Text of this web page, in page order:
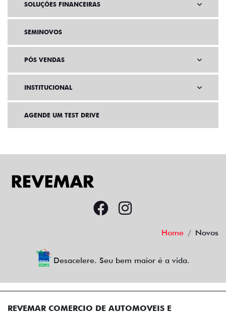
SOLUÇÕES FINANCEIRAS
SEMINOVOS
PÓS VENDAS
INSTITUCIONAL
AGENDE UM TEST DRIVE
Home Novos
Desacelere. Seu bem maior é a vida.
REVEMAR COMERCIO DE AUTOMOVEIS E